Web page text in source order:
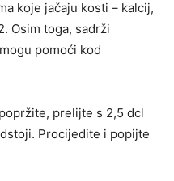
koje jačaju kosti – kalcij,
Osim toga, sadrži
pomoći kod
prelijte s 2,5 dcl
Procijedite i popijte